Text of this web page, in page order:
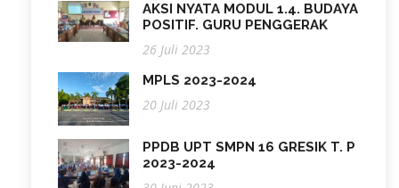
AKSI NYATA MODUL 1.4. BUDAYA
POSITIF. GURU PENGGERAK
26 Juli 2023
MPLS 2023-2024
20 Juli 2023
PPDB UPT SMPN 16 GRESIK T. P
2023-2024